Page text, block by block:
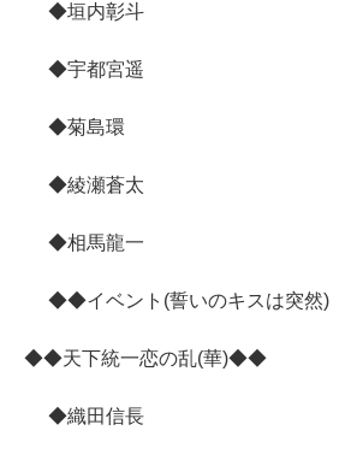
◆垣内彰斗
◆宇都宮遥
◆菊島環
◆綾瀬蒼太
◆相馬龍一
◆◆イベント(誓いのキスは突然)
◆◆天下統一恋の乱(華)◆◆
◆織田信長